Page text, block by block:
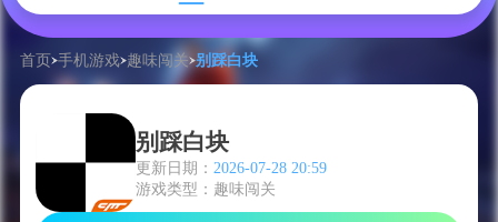
首页 手机游戏 趣味闯关 别踩白块
别踩白块
更新日期： 2026-07-28 20:59
游戏类型：趣味闯关